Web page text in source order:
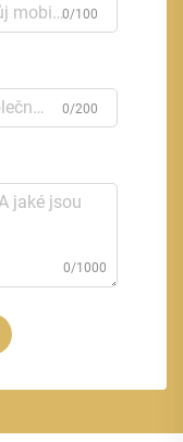
0/100
0/200
0/1000